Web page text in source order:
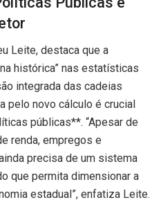
Leite, destaca que a
histórica” nas estatísticas
integrada das cadeias
pelo novo cálculo é crucial
públicas**. “Apesar de
renda, empregos e
precisa de um sistema
que permita dimensionar a
estadual”, enfatiza Leite.